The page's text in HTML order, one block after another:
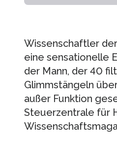
Wissenschaftler
eine sensationelle
der Mann, der 40
Glimmstängeln
außer Funktion
Steuerzentrale für